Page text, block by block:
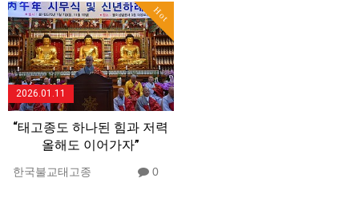
Hot
2026.01.11
“태고종도 하나된 힘과 저력
올해도 이어가자”
한국불교태고종 0